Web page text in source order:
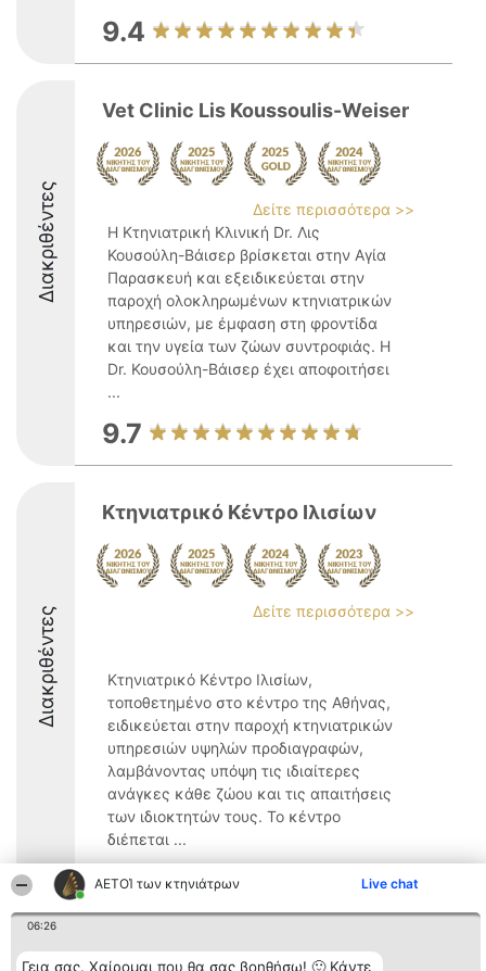
ΑΕΤΟΊ των κτηνιάτρων Live chat
06:26
Γεια σας. Χαίρομαι που θα σας βοηθήσω! 🙂 Κάντε
9.4
Διακριθέντες
Vet Clinic Lis Koussoulis-Weiser
Δείτε περισσότερα >>
Η Κτηνιατρική Κλινική Dr. Λις
Κουσούλη-Βάισερ βρίσκεται στην Αγία
Παρασκευή και εξειδικεύεται στην
παροχή ολοκληρωμένων κτηνιατρικών
υπηρεσιών, με έμφαση στη φροντίδα
και την υγεία των ζώων συντροφιάς. Η
Dr. Κουσούλη-Βάισερ έχει αποφοιτήσει
...
9.7
Διακριθέντες
Κτηνιατρικό Κέντρο Ιλισίων
Δείτε περισσότερα >>
Κτηνιατρικό Κέντρο Ιλισίων,
τοποθετημένο στο κέντρο της Αθήνας,
ειδικεύεται στην παροχή κτηνιατρικών
υπηρεσιών υψηλών προδιαγραφών,
λαμβάνοντας υπόψη τις ιδιαίτερες
ανάγκες κάθε ζώου και τις απαιτήσεις
των ιδιοκτητών τους. Το κέντρο
διέπεται ...
8.8
Διοργανωτής της
Κατάταξη Επικοινωνία